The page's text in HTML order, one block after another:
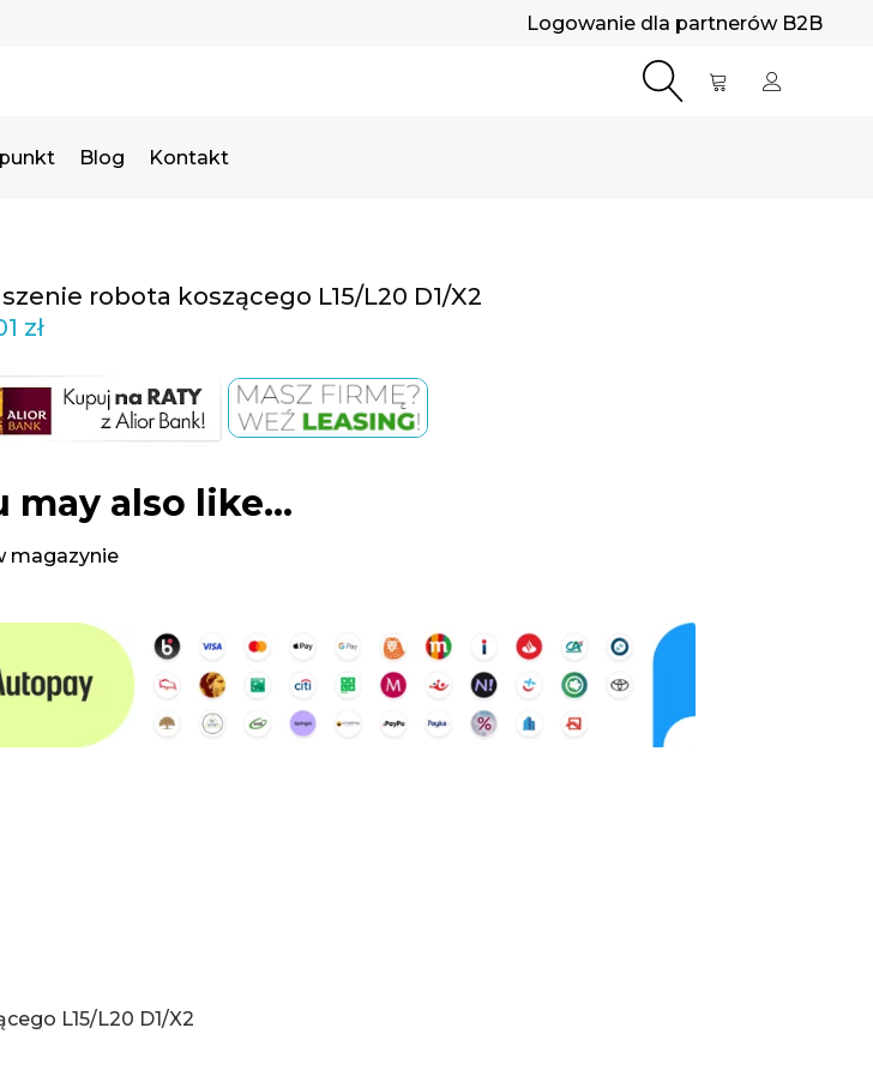
Logowanie dla partnerów B2B
Blog Kontakt
robota koszącego L15/L20 D1/X2
zł
may also like…
magazynie
L15/L20 D1/X2